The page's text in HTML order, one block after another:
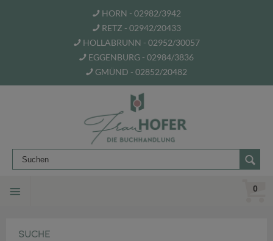
HORN - 02982/3942
RETZ - 02942/20433
HOLLABRUNN - 02952/30057
EGGENBURG - 02984/3836
GMÜND - 02852/20482
0
SUCHE